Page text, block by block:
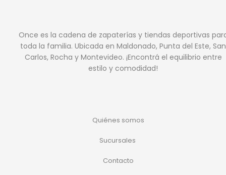
Once es la cadena de zapaterías y tiendas deportivas
toda la familia. Ubicada en Maldonado, Punta del Este, San
Carlos, Rocha y Montevideo. ¡Encontrá el equilibrio entre
estilo y comodidad!
Quiénes somos
Sucursales
Contacto